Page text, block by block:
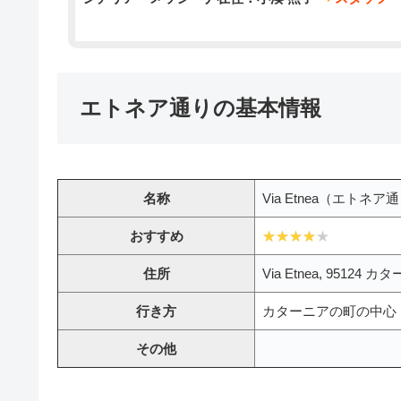
エトネア通りの基本情報
名称 Via Etnea（エトネア通
おすすめ
住所 Via Etnea, 95124 カタ
行き方 カターニアの町の中心
その他